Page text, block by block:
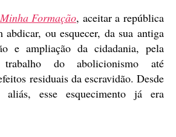
Minha Formação, aceitar a república
abdicar, ou esquecer, da sua antiga
e ampliação da cidadania, pela
do abolicionismo até
residuais da escravidão. Desde
aliás, esse esquecimento já era